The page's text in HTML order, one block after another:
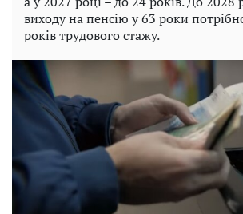
виходу на пенсію у 63 роки
років трудового стажу.